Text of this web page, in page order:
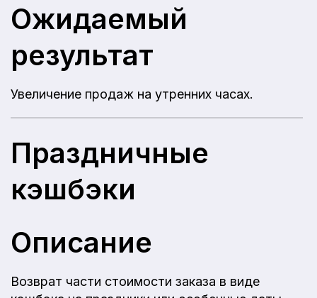
Ожидаемый
результат
Увеличение продаж на утренних часах.
Праздничные
кэшбэки
Описание
Возврат части стоимости заказа в виде